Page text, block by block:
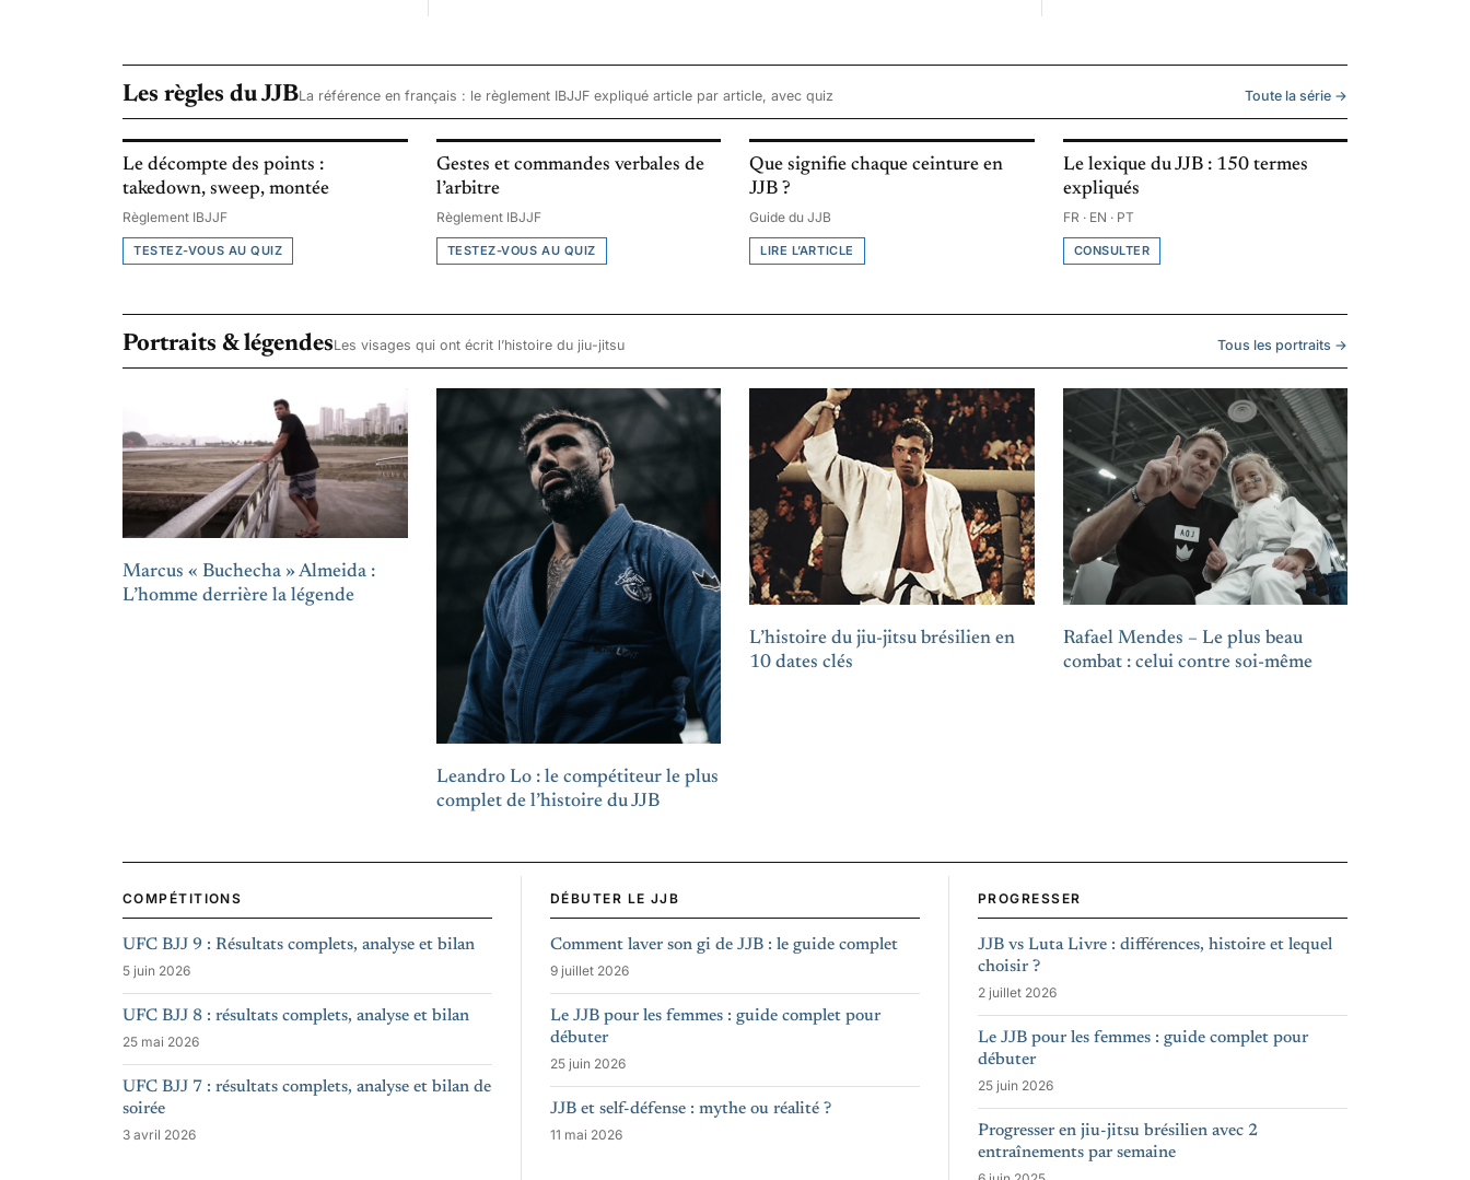
Les règles du JJBLa référence en français : le règlement IBJJF expliqué article par article, avec quiz Toute la série →
Le décompte des points :
takedown, sweep, montée
Règlement IBJJF
TESTEZ-VOUS AU QUIZ
Gestes et commandes verbales de
l’arbitre
Règlement IBJJF
TESTEZ-VOUS AU QUIZ
Que signifie chaque ceinture en
JJB ?
Guide du JJB
LIRE L’ARTICLE
Le lexique du JJB : 150 termes
expliqués
FR · EN · PT
CONSULTER
Portraits & légendesLes visages qui ont écrit l’histoire du jiu-jitsu Tous les portraits →
Marcus « Buchecha » Almeida :
L’homme derrière la légende
Leandro Lo : le compétiteur le plus
complet de l’histoire du JJB
L’histoire du jiu-jitsu brésilien en
10 dates clés
Rafael Mendes – Le plus beau
combat : celui contre soi-même
COMPÉTITIONS
UFC BJJ 9 : Résultats complets, analyse et bilan
5 juin 2026
UFC BJJ 8 : résultats complets, analyse et bilan
25 mai 2026
UFC BJJ 7 : résultats complets, analyse et bilan de
soirée
3 avril 2026
DÉBUTER LE JJB
Comment laver son gi de JJB : le guide complet
9 juillet 2026
Le JJB pour les femmes : guide complet pour
débuter
25 juin 2026
JJB et self-défense : mythe ou réalité ?
11 mai 2026
PROGRESSER
JJB vs Luta Livre : différences, histoire et lequel
choisir ?
2 juillet 2026
Le JJB pour les femmes : guide complet pour
débuter
25 juin 2026
Progresser en jiu-jitsu brésilien avec 2
entraînements par semaine